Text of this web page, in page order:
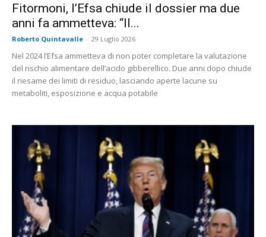
Fitormoni, l’Efsa chiude il dossier ma due
anni fa ammetteva: “Il...
Roberto Quintavalle - 29 Luglio 2026
Nel 2024 l’Efsa ammetteva di non poter completare la valutazione
del rischio alimentare dell’acido gibberellico. Due anni dopo chiude
il riesame dei limiti di residuo, lasciando aperte lacune su
metaboliti, esposizione e acqua potabile